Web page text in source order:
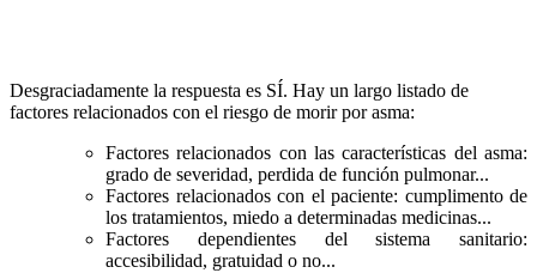
Desgraciadamente la respuesta es SÍ. Hay un largo listado de
factores relacionados con el riesgo de morir por asma:
Factores relacionados con las características del asma:
grado de severidad, perdida de función pulmonar...
Factores relacionados con el paciente: cumplimento de
los tratamientos, miedo a determinadas medicinas...
Factores dependientes del sistema sanitario:
accesibilidad, gratuidad o no...